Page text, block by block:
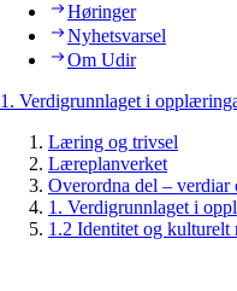
Høringer
Nyhetsvarsel
Om Udir
1. Verdigrunnlaget i
Læring og trivsel
Læreplanverket
Overordna del –
1. Verdigrunnlaget i
1.2 Identitet og kulturelt